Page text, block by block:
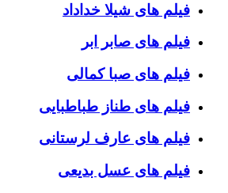
فیلم های شیلا خداداد
فیلم های صابر ابر
فیلم های صبا کمالی
فیلم های طناز طباطبایی
فیلم های عارف لرستانی
فیلم های عسل بدیعی